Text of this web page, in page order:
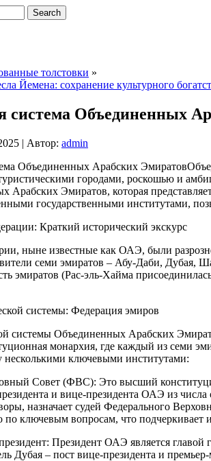
толстовки »
Йемена: сохранение культурного
система Объединенных
| Автор: admin
городами, роскошью и
Арабских Эмиратов, которая
государственными институтами,
Краткий исторический экскурс
ныне известные как ОАЭ, были
семи эмиратов – Абу-Даби,
эмиратов (Рас-эль-Хайма
системы: Федерация эмиров
системы Объединенных Арабских
монархия, где каждый из семи
несколькими ключевыми институтами:
Совет (ФВС): Это высший
и вице-президента ОАЭ из
назначает судей Федерального
по ключевым вопросам, что
Президент ОАЭ является
Дубая – пост вице-президента и